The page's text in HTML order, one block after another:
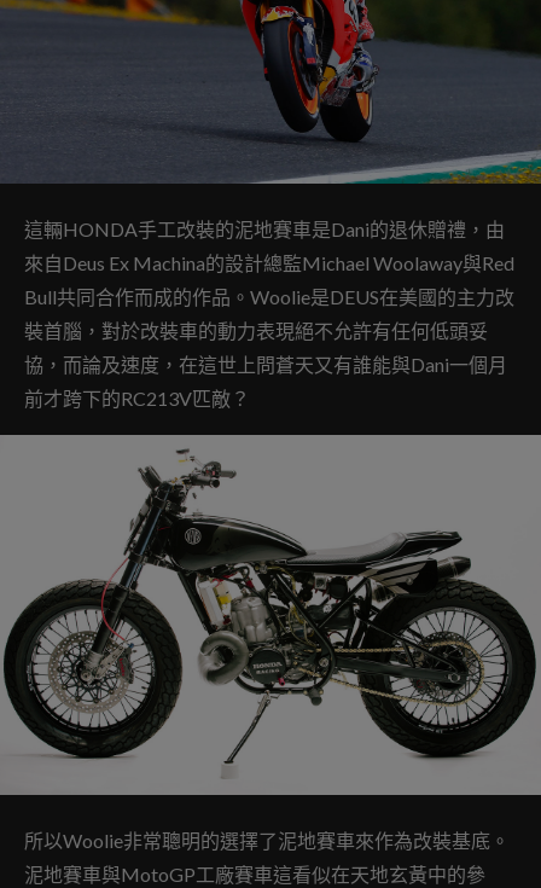
這輛HONDA手工改裝的泥地賽車是Dani的退休贈禮，由
來自Deus Ex Machina的設計總監Michael Woolaway與Red
Bull共同合作而成的作品。Woolie是DEUS在美國的主力改
裝首腦，對於改裝車的動力表現絕不允許有任何低頭妥
協，而論及速度，在這世上問蒼天又有誰能與Dani一個月
前才跨下的RC213V匹敵？
所以Woolie非常聰明的選擇了泥地賽車來作為改裝基底。
泥地賽車與MotoGP工廠賽車這看似在天地玄黃中的參